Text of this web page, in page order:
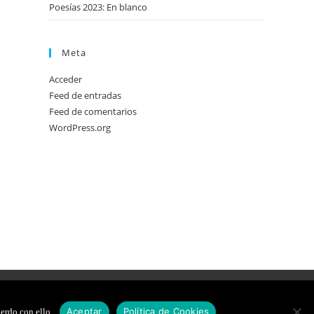
Poesías 2023: En blanco
Meta
Acceder
Feed de entradas
Feed de comentarios
WordPress.org
COOKIES DISEÑO WEB
con ello. Aceptar Política de Cookies